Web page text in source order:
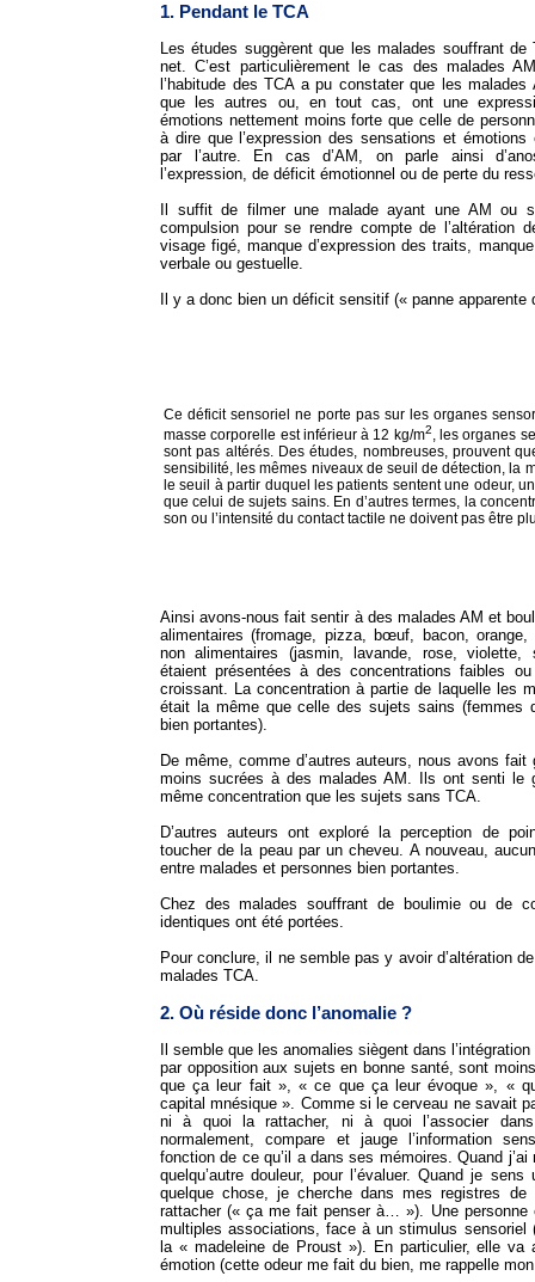
1. Pendant le TCA
Les études suggèrent que les malades souffrant
net. C’est particulièrement le cas des malades
l’habitude des TCA a pu constater que les
que les autres ou, en tout cas, ont une
émotions nettement moins forte que celle de
à dire que l’expression des sensations et
par l’autre. En cas d’AM, on parle ainsi
l’expression, de déficit émotionnel ou de perte du
Il suffit de filmer une malade ayant une AM ou
compulsion pour se rendre compte de l’altération
visage figé, manque d’expression des traits,
verbale ou gestuelle.
Il y a donc bien un déficit sensitif (« panne apparente
Ce déficit sensoriel ne porte pas sur les organes
masse corporelle est inférieur à 12 kg/m2, les organes
sont pas altérés. Des études, nombreuses, prouvent
sensibilité, les mêmes niveaux de seuil de détection, la
le seuil à partir duquel les patients sentent une odeur,
que celui de sujets sains. En d’autres termes, la
son ou l’intensité du contact tactile ne doivent pas être
Ainsi avons-nous fait sentir à des malades AM et
alimentaires (fromage, pizza, bœuf, bacon,
non alimentaires (jasmin, lavande, rose, violette,
étaient présentées à des concentrations faibles
croissant. La concentration à partie de laquelle les
était la même que celle des sujets sains (femmes
bien portantes).
De même, comme d’autres auteurs, nous avons
moins sucrées à des malades AM. Ils ont senti le
même concentration que les sujets sans TCA.
D’autres auteurs ont exploré la perception de
toucher de la peau par un cheveu. A nouveau,
entre malades et personnes bien portantes.
Chez des malades souffrant de boulimie ou de
identiques ont été portées.
Pour conclure, il ne semble pas y avoir d’altération
malades TCA.
2. Où réside donc l’anomalie ?
Il semble que les anomalies siègent dans
par opposition aux sujets en bonne santé, sont
que ça leur fait », « ce que ça leur évoque », «
capital mnésique ». Comme si le cerveau ne savait
ni à quoi la rattacher, ni à quoi l’associer
normalement, compare et jauge l’information
fonction de ce qu’il a dans ses mémoires. Quand
quelqu’autre douleur, pour l’évaluer. Quand je
quelque chose, je cherche dans mes registres
rattacher (« ça me fait penser à… »). Une personne
multiples associations, face à un stimulus sensoriel
la « madeleine de Proust »). En particulier, elle va
émotion (cette odeur me fait du bien, me rappelle